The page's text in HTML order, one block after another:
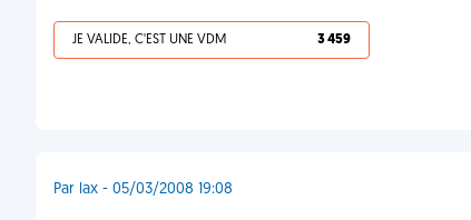
JE VALIDE, C'EST UNE VDM 3 459
Par lax - 05/03/2008 19:08